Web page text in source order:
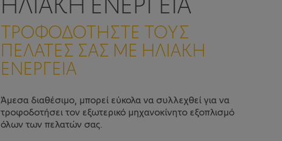
ΤΡΟΦΟΔΟΤΗΣΤΕ ΤΟΥΣ
ΠΕΛΑΤΕΣ ΣΑΣ ΜΕ ΗΛΙΑΚΗ
ΕΝΕΡΓΕΙΑ
Άμεσα διαθέσιμο, μπορεί εύκολα να συλλεχθεί για να
τροφοδοτήσει τον εξωτερικό μηχανοκίνητο εξοπλισμό
όλων των πελατών σας.